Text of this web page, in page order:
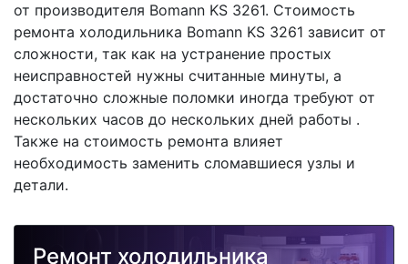
от производителя Bomann KS 3261. Стоимость
ремонта холодильника Bomann KS 3261 зависит от
сложности, так как на устранение простых
неисправностей нужны считанные минуты, а
достаточно сложные поломки иногда требуют от
нескольких часов до нескольких дней работы .
Также на стоимость ремонта влияет
необходимость заменить сломавшиеся узлы и
детали.
Ремонт холодильника